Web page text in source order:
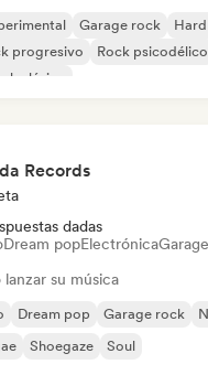
Garage rock
progresivo
Rock psicodélico
clásico
Records
dadas
Dream popElectrónica
lanzar su música
Dream pop Garage rock
Shoegaze Soul